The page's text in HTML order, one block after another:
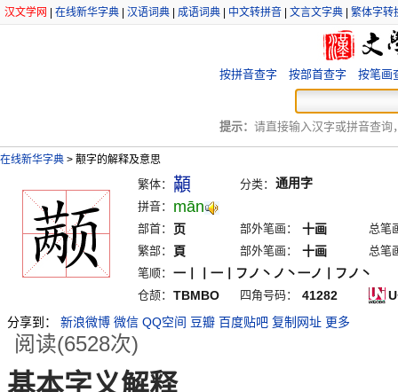
汉文学网 在线新华字典 汉语词典 成语词典 中文转拼音 文言文字典 繁体字转
按拼音查字 按部首查字 按笔画
提示： 请直接输入汉字或拼音查询
在线新华字典 > 颟字的解释及意思
繁体： 顢 分类： 通用字
拼音： mān
部首： 页 部外笔画： 十画
总笔
繁部：
頁 部外笔画： 十画
总笔
笔顺： 一丨丨一丨フノ丶ノ丶一ノ丨フノ丶
仓颉： TBMBO 四角号码： 41282
分享到：
新浪微博 微信 QQ空间 豆瓣 百度贴吧 复制网址 更多
阅读(6528次)
基本字义解释